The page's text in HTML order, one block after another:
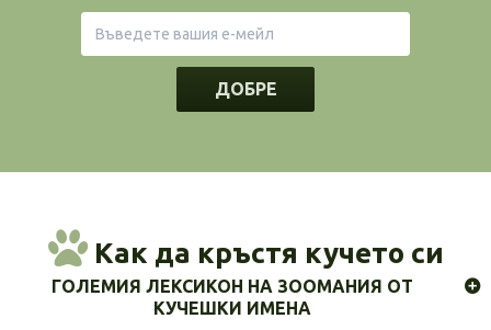
ДОБРЕ
Как да кръстя кучето си
ГОЛЕМИЯ ЛЕКСИКОН НА ЗООМАНИЯ ОТ
КУЧЕШКИ ИМЕНА